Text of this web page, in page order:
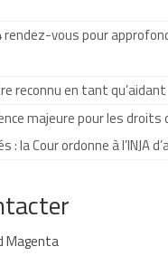
destinées aux
pour les salariés du privé
exceptionnelle sécurité
démarches relatives à la
nationale : ASH
: conseils pour
favorable
rendez-vous pour
reconnu en tant qu’aidant
majeure pour les
: la Cour ordonne à l’INJA
Magenta